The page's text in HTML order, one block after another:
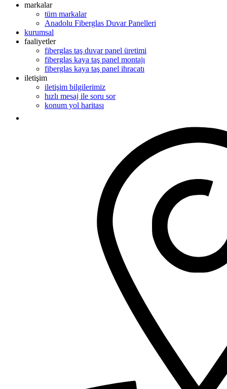
markalar
tüm markalar
Anadolu Fiberglas Duvar Panelleri
kurumsal
faaliyetler
fiberglas taş duvar panel üretimi
fiberglas kaya taş panel montajı
fiberglas kaya taş panel ihracatı
iletişim
iletişim bilgilerimiz
hızlı mesaj ile soru sor
konum yol haritası